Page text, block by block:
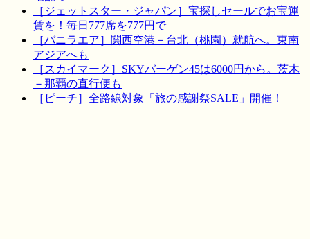
［ジェットスター・ジャパン］宝探しセールでお宝運
賃を！毎日777席を777円で
［バニラエア］関西空港－台北（桃園）就航へ。東南
アジアへも
［スカイマーク］SKYバーゲン45は6000円から。茨木
－那覇の直行便も
［ピーチ］全路線対象「旅の感謝祭SALE」開催！